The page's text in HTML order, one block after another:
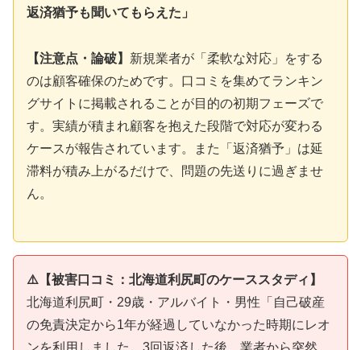
返済猶予も聞いてもらえた」
【注意点・論破】 新規業者が「柔軟な対応」をする
のは顧客確保のためです。口コミを集めてランキン
グサイトに掲載されることが目的の初期フェーズで
す。実績が積まれ顧客を抱えた段階で対応が変わる
ケースが報告されています。また「返済猶予」は延
滞料が積み上がるだけで、問題の先送りに過ぎませ
ん。
⚠️【被害口コミ：北海道利尻町のケーススタディ】
北海道利尻町・29歳・アルバイト・男性「自己破産
の免責決定から1年が経過していなかった時期にレオ
ンを利用しました。3回返済した後、業者から突然